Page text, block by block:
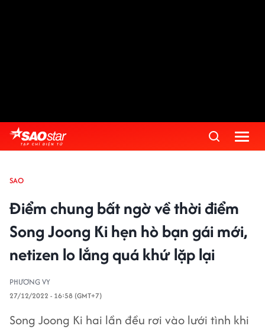
SAO
Điểm chung bất ngờ về thời điểm
Song Joong Ki hẹn hò bạn gái mới,
netizen lo lắng quá khứ lặp lại
PHƯƠNG VY
27/12/2022 - 16:58 (GMT+7)
Song Joong Ki hai lần đều rơi vào lưới tình khi